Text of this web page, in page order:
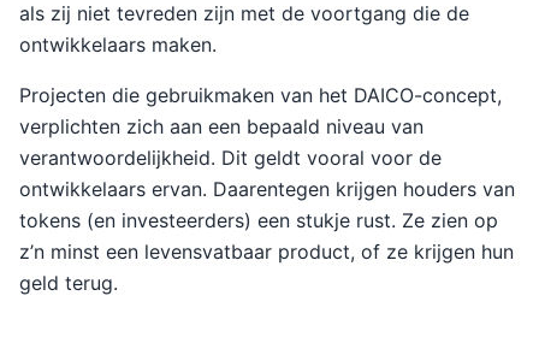
als zij niet tevreden zijn met de voortgang die de
ontwikkelaars maken.
Projecten die gebruikmaken van het DAICO-concept,
verplichten zich aan een bepaald niveau van
verantwoordelijkheid. Dit geldt vooral voor de
ontwikkelaars ervan. Daarentegen krijgen houders van
tokens (en investeerders) een stukje rust. Ze zien op
z’n minst een levensvatbaar product, of ze krijgen hun
geld terug.